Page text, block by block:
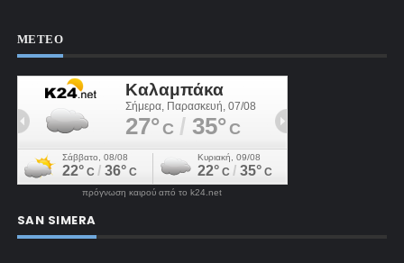
ΜΕΤΕΟ
πρόγνωση καιρού από το k24.net
SAN SIMERA